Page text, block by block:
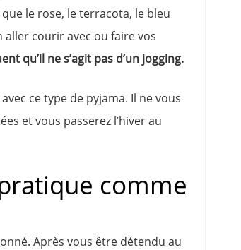
le rose, le terracota, le bleu
courir avec ou faire vos
qu’il ne s’agit pas d’un jogging.
ce type de pyjama. Il ne vous
et vous passerez l’hiver au
comme
Après vous être détendu au